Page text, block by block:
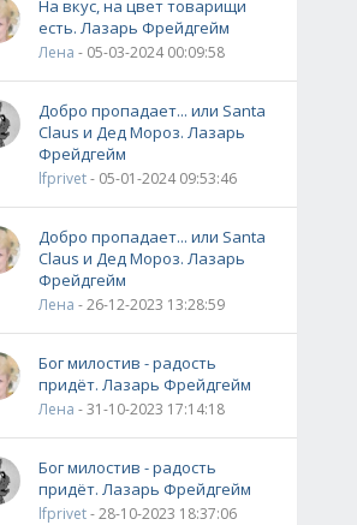
На вкус, на цвет товарищи
есть. Лазарь Фрейдгейм
Лена - 05-03-2024 00:09:58
Добро пропадает... или Santa
Claus и Дед Мороз. Лазарь
Фрейдгейм
lfprivet- 05-01-2024 09:53:46
Добро пропадает... или Santa
Claus и Дед Мороз. Лазарь
Фрейдгейм
Лена - 26-12-2023 13:28:59
Бог милостив - радость
придёт. Лазарь Фрейдгейм
Лена - 31-10-2023 17:14:18
Бог милостив - радость
придёт. Лазарь Фрейдгейм
lfprivet- 28-10-2023 18:37:06